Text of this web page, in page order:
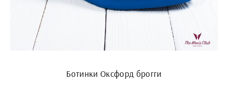
Ботинки Оксфорд брогги